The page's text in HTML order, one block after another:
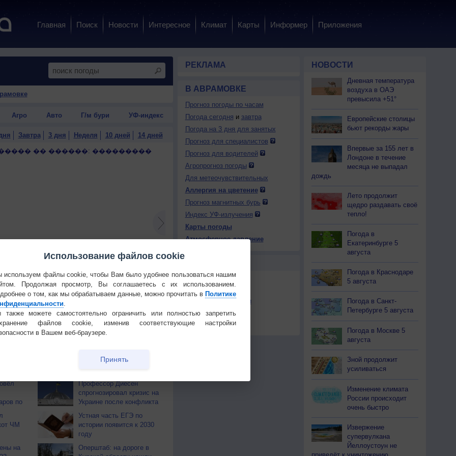
Главная Поиск Новости Интересное Климат Карты Информер Приложения
Агро Авто Г/м бури УФ-индекс
Завтра 3 дня Неделя 10 дней 14 дней
�� ������: ���������
декада Мобильная версия
по
Профессор Диесен
спрогнозировал кризис на
Украине после конфликта
ЧМ
Устная часть ЕГЭ по
истории появится к 2030
году
на
Оперштаб: на дороге в
РЕКЛАМА
В АВРАМОВКЕ
Прогноз погоды по часам
Погода сегодня и завтра
Погода на 3 дня для занятых
Прогноз для специалистов
Прогноз для водителей
Агропрогноз погоды
Для метеочувствительных
Аллергия на цветение
Прогноз магнитных бурь
Индекс УФ-излучения
Карты погоды
Атмосферное давление
О проекте
Политика
конфиденциальности
Частые вопросы
Гостевая книга
НОВОСТИ
Дневная температура
воздуха в ОАЭ
превысила +51°
Европейские столицы
бьют рекорды жары
Впервые за 155 лет в
Лондоне в течение
месяца не выпадал
дождь
Лето продолжит
щедро раздавать своё
тепло!
Погода в
Екатеринбурге 5
августа
Погода в Краснодаре
5 августа
Погода в Санкт-
Петербурге 5 августа
Погода в Москве 5
августа
Зной продолжит
усиливаться
Изменение климата
России происходит
очень быстро
Извержение
супервулкана
Йеллоустоун не
Использование файлов cookie
используем файлы cookie, чтобы Вам было удобнее пользоваться нашим
Продолжая просмотр, Вы соглашаетесь с их использованием.
о том, как мы обрабатываем данные, можно прочитать в Политике
также можете самостоятельно ограничить или полностью запретить
файлов cookie, изменив соответствующие настройки
в Вашем веб-браузере.
Принять